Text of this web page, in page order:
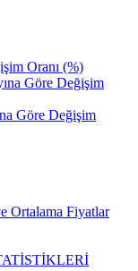
Oranı (%)
Göre Değişim
Göre Değişim
Ortalama Fiyatlar